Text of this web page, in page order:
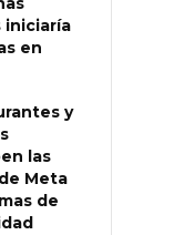
iniciaría
en
y
las
Meta
de